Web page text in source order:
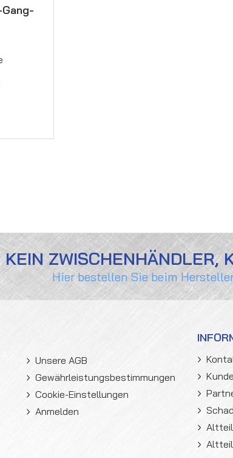
KEIN ZWISCHENHÄNDLER,
Hier bestellen Sie beim
Unsere AGB
Gewährleistungsbestimmungen
Cookie-Einstellungen
Anmelden